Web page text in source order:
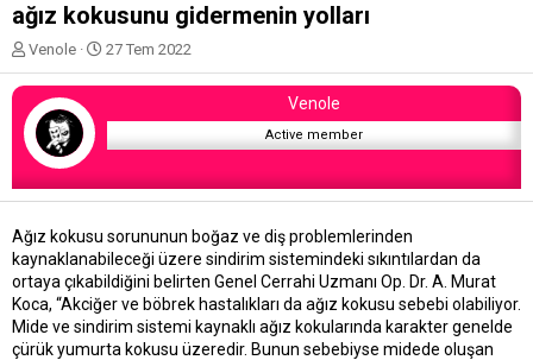
ağız kokusunu gidermenin yolları
K
o
n
u
u
a
l
a
t
a
n
Venole
B
a
ş
n
ı
t
a
r
i
h
i
27 Tem 2022
Venole
Active member
Ağız kokusu sorununun boğaz ve diş problemlerinden
kaynaklanabileceği üzere sindirim sistemindeki sıkıntılardan da
ortaya çıkabildiğini belirten Genel Cerrahi Uzmanı Op. Dr. A. Murat
Koca, “Akciğer ve böbrek hastalıkları da ağız kokusu sebebi olabiliyor.
Mide ve sindirim sistemi kaynaklı ağız kokularında karakter genelde
çürük yumurta kokusu üzeredir. Bunun sebebiyse midede oluşan